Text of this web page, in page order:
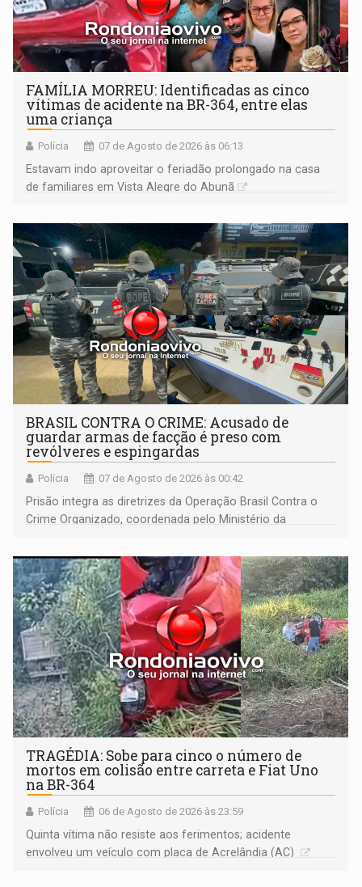
FAMÍLIA MORREU: Identificadas as cinco
vítimas de acidente na BR-364, entre elas
uma criança
Polícia 07 de Agosto de 2026 às 06:13
Estavam indo aproveitar o feriadão prolongado na casa
de familiares em Vista Alegre do Abunã
BRASIL CONTRA O CRIME: Acusado de
guardar armas de facção é preso com
revólveres e espingardas
Polícia 07 de Agosto de 2026 às 00:42
Prisão integra as diretrizes da Operação Brasil Contra o
Crime Organizado, coordenada pelo Ministério da
TRAGÉDIA: Sobe para cinco o número de
mortos em colisão entre carreta e Fiat Uno
na BR-364
Polícia 06 de Agosto de 2026 às 23:59
Quinta vítima não resiste aos ferimentos; acidente
envolveu um veículo com placa de Acrelândia (AC)